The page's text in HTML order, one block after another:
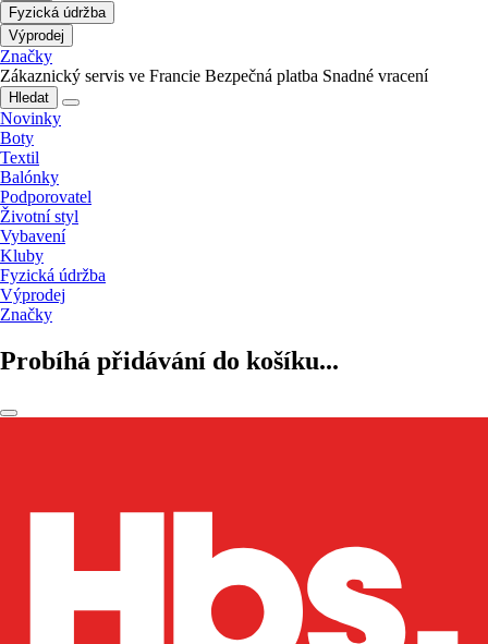
Fyzická údržba
Výprodej
Značky
Zákaznický servis ve Francie Bezpečná platba Snadné vracení
Hledat
Novinky
Boty
Textil
Balónky
Podporovatel
Životní styl
Vybavení
Kluby
Fyzická údržba
Výprodej
Značky
Probíhá přidávání do košíku...